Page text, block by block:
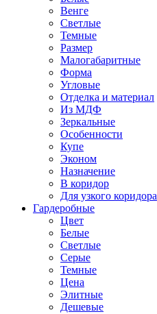
Венге
Светлые
Темные
Размер
Малогабаритные
Форма
Угловые
Отделка и материал
Из МДФ
Зеркальные
Особенности
Купе
Эконом
Назначение
В коридор
Для узкого коридора
Гардеробные
Цвет
Белые
Светлые
Серые
Темные
Цена
Элитные
Дешевые